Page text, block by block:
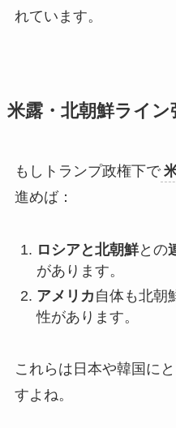
れています。
米露・北朝鮮ライ
もしトランプ政権下で
進めば：
ロシアと北朝鮮との
があります。
アメリカ 自体も北朝
性があります。
これらは日本や韓国に
すよね。